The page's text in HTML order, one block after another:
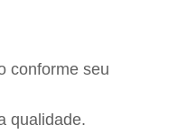
conforme seu
qualidade.